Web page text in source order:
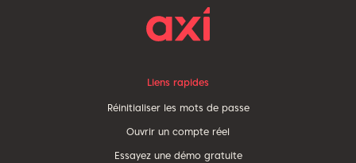
Liens rapides
Réinitialiser les mots de passe
Ouvrir un compte réel
Essayez une démo gratuite